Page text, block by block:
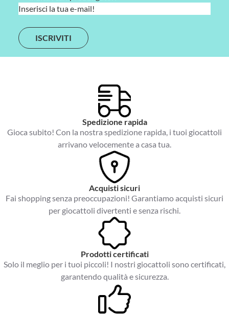
E
a
i
l
Spedizione rapida
Gioca subito! Con la nostra spedizione rapida, i tuoi giocattoli
arrivano velocemente a casa tua.
Acquisti sicuri
Fai shopping senza preoccupazioni! Garantiamo acquisti sicuri
per giocattoli divertenti e senza rischi.
Prodotti certificati
Solo il meglio per i tuoi piccoli! I nostri giocattoli sono certificati,
garantendo qualità e sicurezza.